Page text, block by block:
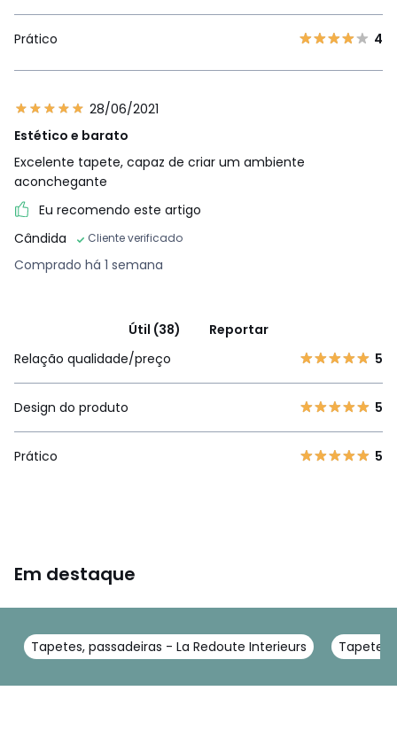
Prático 4
28/06/2021
Estético e barato
Excelente tapete, capaz de criar um ambiente
aconchegante
Eu recomendo este artigo
Cândida
Cliente verificado
Comprado há 1 semana
Útil (38)
Reportar
Relação qualidade/preço
5
Design do produto 5
Prático 5
Em destaque
Tapetes, passadeiras - La Redoute Interieurs Tapetes